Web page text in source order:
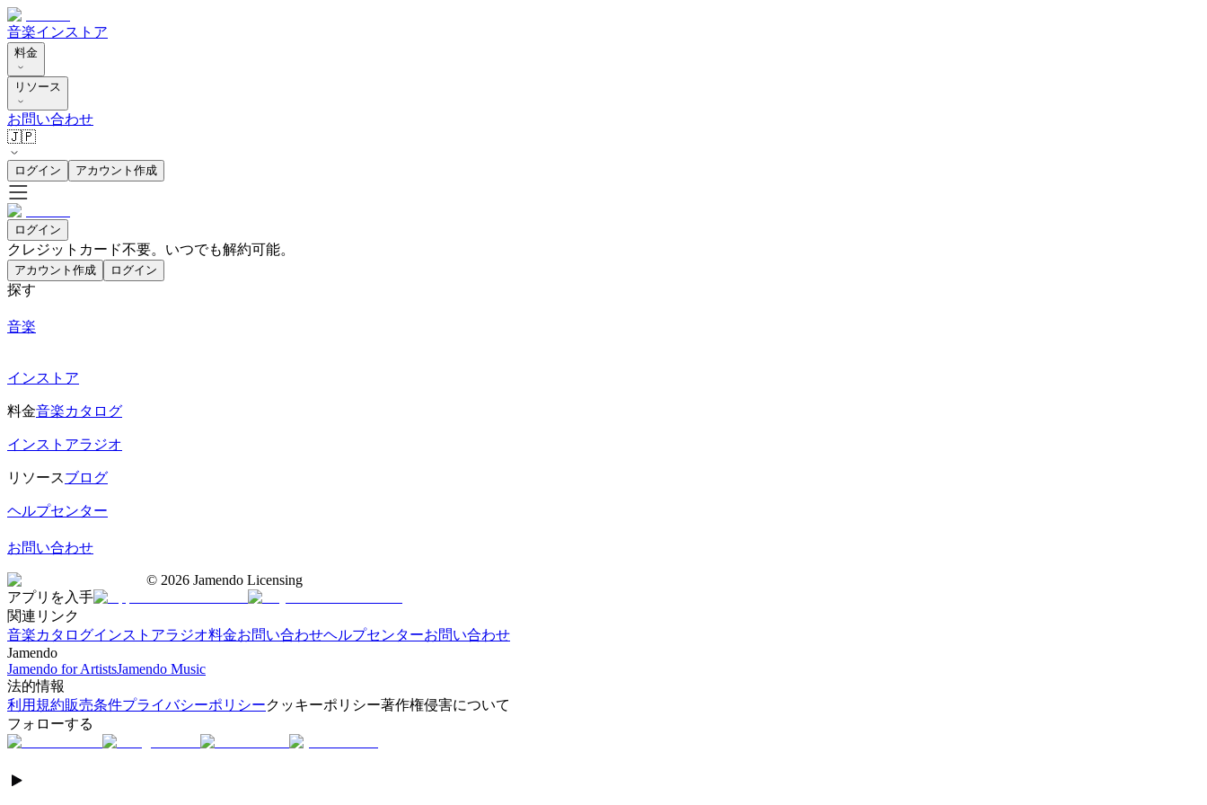
音楽インストア
料金
リソース
お問い合わせ
🇯🇵
ログイン アカウント作成
ログイン
クレジットカード不要。いつでも解約可能。
アカウント作成 ログイン
探す
音楽
インストア
料金音楽カタログ
インストアラジオ
リソースブログ
ヘルプセンター
お問い合わせ
© 2026 Jamendo Licensing
アプリを入手
関連リンク
音楽カタログインストアラジオ料金お問い合わせヘルプセンターお問い合わせ
Jamendo
Jamendo for ArtistsJamendo Music
法的情報
利用規約販売条件プライバシーポリシークッキーポリシー著作権侵害について
フォローする